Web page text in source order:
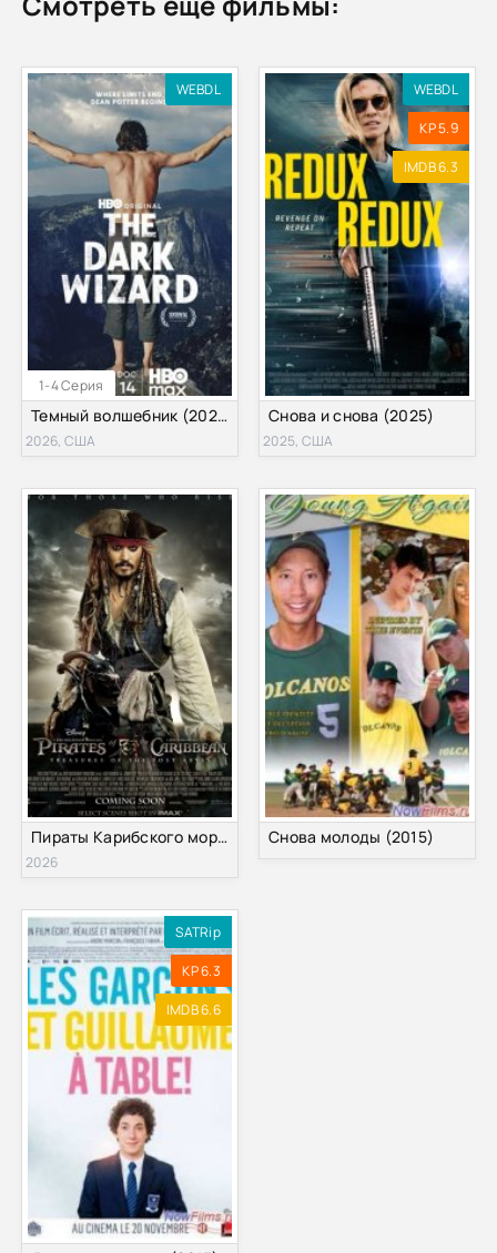
1-4 Серия
WEBDL
Темный волшебник (2026)
2026, США
WEBDL
KP 5.9
IMDB 6.3
Снова и снова (2025)
2025, США
Пираты Карибского моря 6 (2027)
2026
Снова молоды (2015)
SATRip
KP 6.3
IMDB 6.6